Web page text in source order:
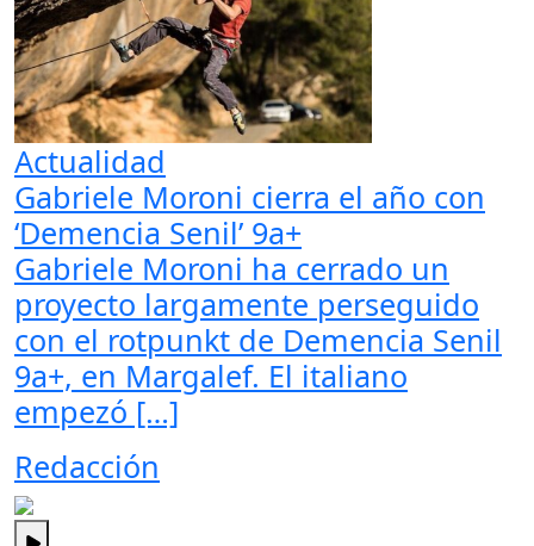
Actualidad
Gabriele Moroni cierra el año con
‘Demencia Senil’ 9a+
Gabriele Moroni ha cerrado un
proyecto largamente perseguido
con el rotpunkt de Demencia Senil
9a+, en Margalef. El italiano
empezó […]
Redacción